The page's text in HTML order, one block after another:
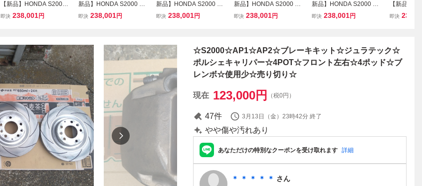
【新品】HONDA S2000
355mm 2Pローター ブレ
ワンオフ製作可能 】
即決 238,001円
新品】HONDA S2000 35
5mm 2Pローター ブレー
P3 FN2 無限 ホンダ 】
即決 238,001円
新品】HONDA S2000 38
0mm 2Pローター ブレー
P3 FN2 無限 ホンダ 】
即決 238,001円
新品】HONDA S2000 38
0mm 2Pローター ブレー
P3 FN2 無限 ホンダ 】
即決 238,001円
新品】HONDA S2000 38
0mm 2Pローター ブレー
P3 FN2 無限 ホンダ 】
即決 238,001円
【新品】
2Pロータ
D2 NA1
即決
☆S2000☆AP1☆AP2☆ブレーキキット☆ジュラテック☆
ポルシェキャリパー☆4POT☆フロント左右☆4ポッド☆ブ
レンボ☆使用少☆売り切り☆
現在 123,000円 （税0円）
47件 3月13日（金）23時42分 終了
やや傷や汚れあり
あなただけの特別なクーポンを受け取れます 詳細
＊ ＊ ＊ ＊ ＊ さん